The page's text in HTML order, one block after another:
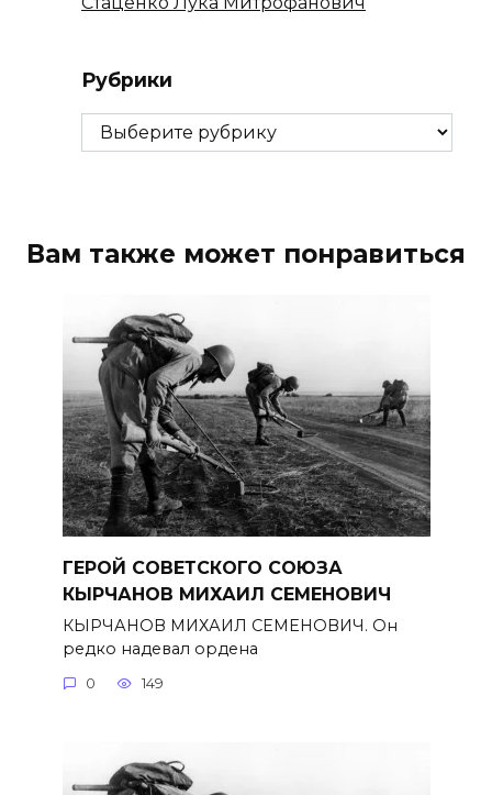
Рубрики
Рубрики
Вам также может понравиться
ГЕРОЙ СОВЕТСКОГО СОЮЗА
КЫРЧАНОВ МИХАИЛ СЕМЕНОВИЧ
КЫРЧАНОВ МИХАИЛ СЕМЕНОВИЧ. Он
редко надевал ордена
0 149